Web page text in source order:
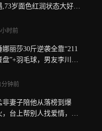
,73岁面色红润状态大好，
时前
娜丽莎30斤逆袭全靠“211
盘”+羽毛球，男友李川全
分钟前
非妻子陪他从落榜到爆
，台上帮别人找爱情，台